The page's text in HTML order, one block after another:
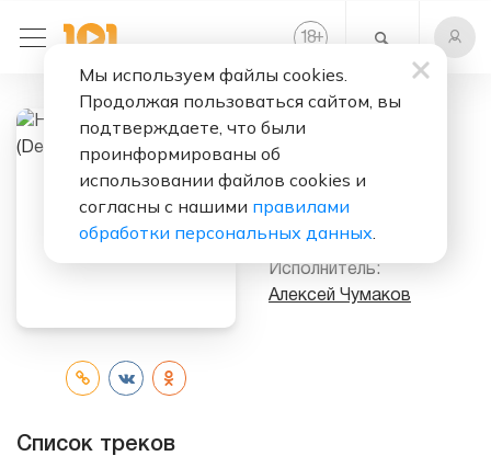
18+
Слушать бесплатно
Небо В Твоих
Version)
Исполнитель:
Алексей Чумаков
Список треков
Мы используем файлы cookies.
Продолжая пользоваться сайтом, вы
подтверждаете, что были
проинформированы об
использовании файлов cookies и
согласны с нашими правилами
обработки персональных данных.